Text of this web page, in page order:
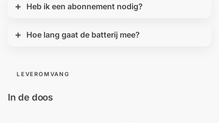
Heb ik een abonnement nodig?
Hoe lang gaat de batterij mee?
LEVEROMVANG
In de doos